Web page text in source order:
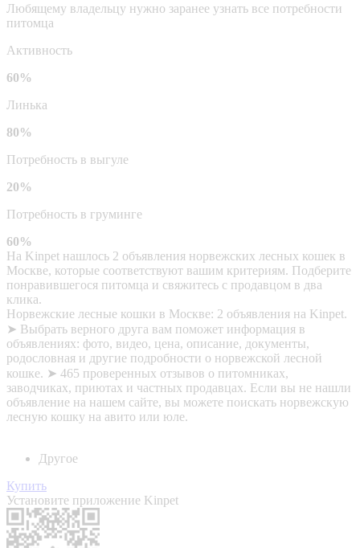
Любящему владельцу нужно заранее узнать все потребности
питомца
Активность
60%
Линька
80%
Потребность в выгуле
20%
Потребность в груминге
60%
На Kinpet нашлось 2 объявления норвежских лесных кошек в
Москве, которые соответствуют вашим критериям. Подберите
понравившегося питомца и свяжитесь с продавцом в два
клика.
Норвежские лесные кошки в Москве: 2 объявления на Kinpet.
➤ Выбрать верного друга вам поможет информация в
объявлениях: фото, видео, цена, описание, документы,
родословная и другие подробности о норвежской лесной
кошке. ➤ 465 проверенных отзывов о питомниках,
заводчиках, приютах и частных продавцах. Если вы не нашли
объявление на нашем сайте, вы можете поискать норвежскую
лесную кошку на авито или юле.
Другое
Купить
Установите приложение Kinpet